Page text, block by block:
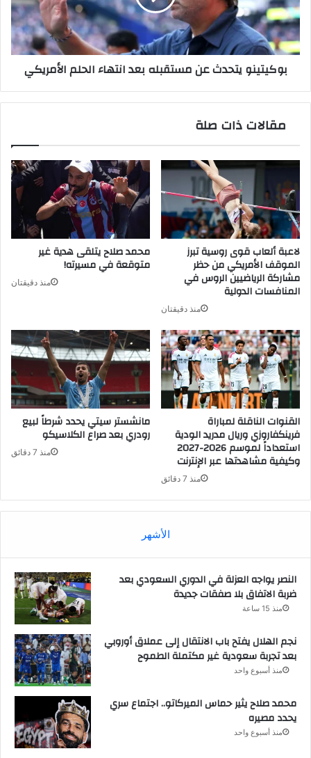
انتهاء
الحلم
الأمريكي
بوكيتينو يتحدث عن مستقبله بعد انتهاء الحلم الأمريكي
مقالات ذات صلة
محمد صلاح يتلقى هدية غير
متوقعة في مسيرته!
منذ دقيقتان
لاعبة ألعاب قوى روسية تبرز
الموقف الأمريكي من حظر
مشاركة الرياضيين الروس في
المنافسات الدولية
منذ دقيقتان
مانشستر سيتي يحدد شرطاً لبيع
رودري بعد صراع الكلاسيكو
منذ 7 دقائق
القنوات الناقلة لمباراة
فرينكفاروزي وريال مدريد الودية
استعداداً لموسم 2026-2027
وكيفية مشاهدتها عبر الإنترنت
منذ 7 دقائق
الأشهر
النصر يواجه العزلة في الدوري السعودي بعد
ضربة الاتفاق بلا صفقات جديدة
منذ 15 ساعة
نجم الهلال يفتح باب الانتقال إلى عملاق أوروبي
بعد تجربة سعودية غير مكتملة الطموح
منذ أسبوع واحد
محمد صلاح يثير حماس الميركاتو.. اجتماع سري
يحدد مصيره
منذ أسبوع واحد